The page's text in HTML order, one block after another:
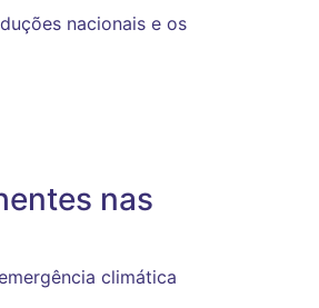
nacionais e os
nas
climática